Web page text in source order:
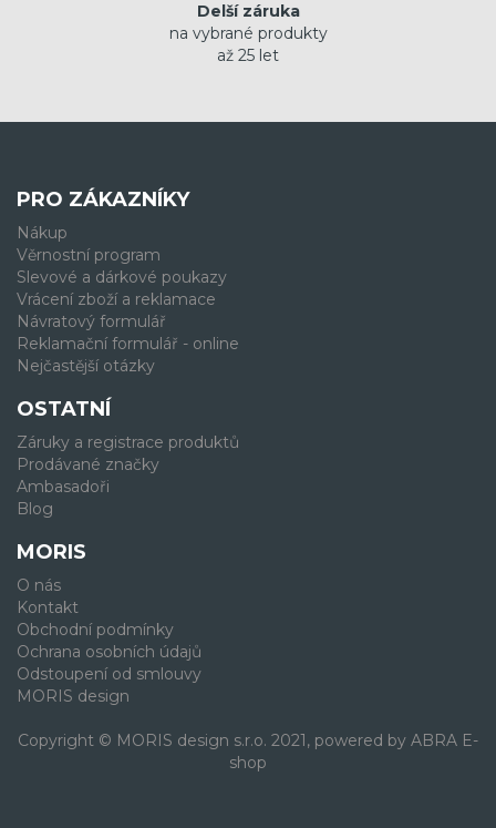
Delší záruka
na vybrané produkty
až 25 let
PRO ZÁKAZNÍKY
Nákup
Věrnostní program
Slevové a dárkové poukazy
Vrácení zboží a reklamace
Návratový formulář
Reklamační formulář - online
Nejčastější otázky
OSTATNÍ
Záruky a registrace produktů
Prodávané značky
Ambasadoři
Blog
MORIS
O nás
Kontakt
Obchodní podmínky
Ochrana osobních údajů
Odstoupení od smlouvy
MORIS design
Copyright © MORIS design s.r.o. 2021, powered by ABRA E-
shop